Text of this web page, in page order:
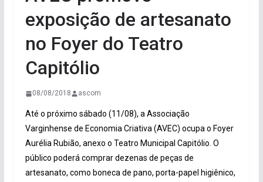
exposição de artesanato
no Foyer do Teatro
Capitólio
08/08/2018 ascom
Até o próximo sábado (11/08), a Associação
Varginhense de Economia Criativa (AVEC) ocupa o Foyer
Aurélia Rubião, anexo o Teatro Municipal Capitólio. O
público poderá comprar dezenas de peças de
artesanato, como boneca de pano, porta-papel higiênico,